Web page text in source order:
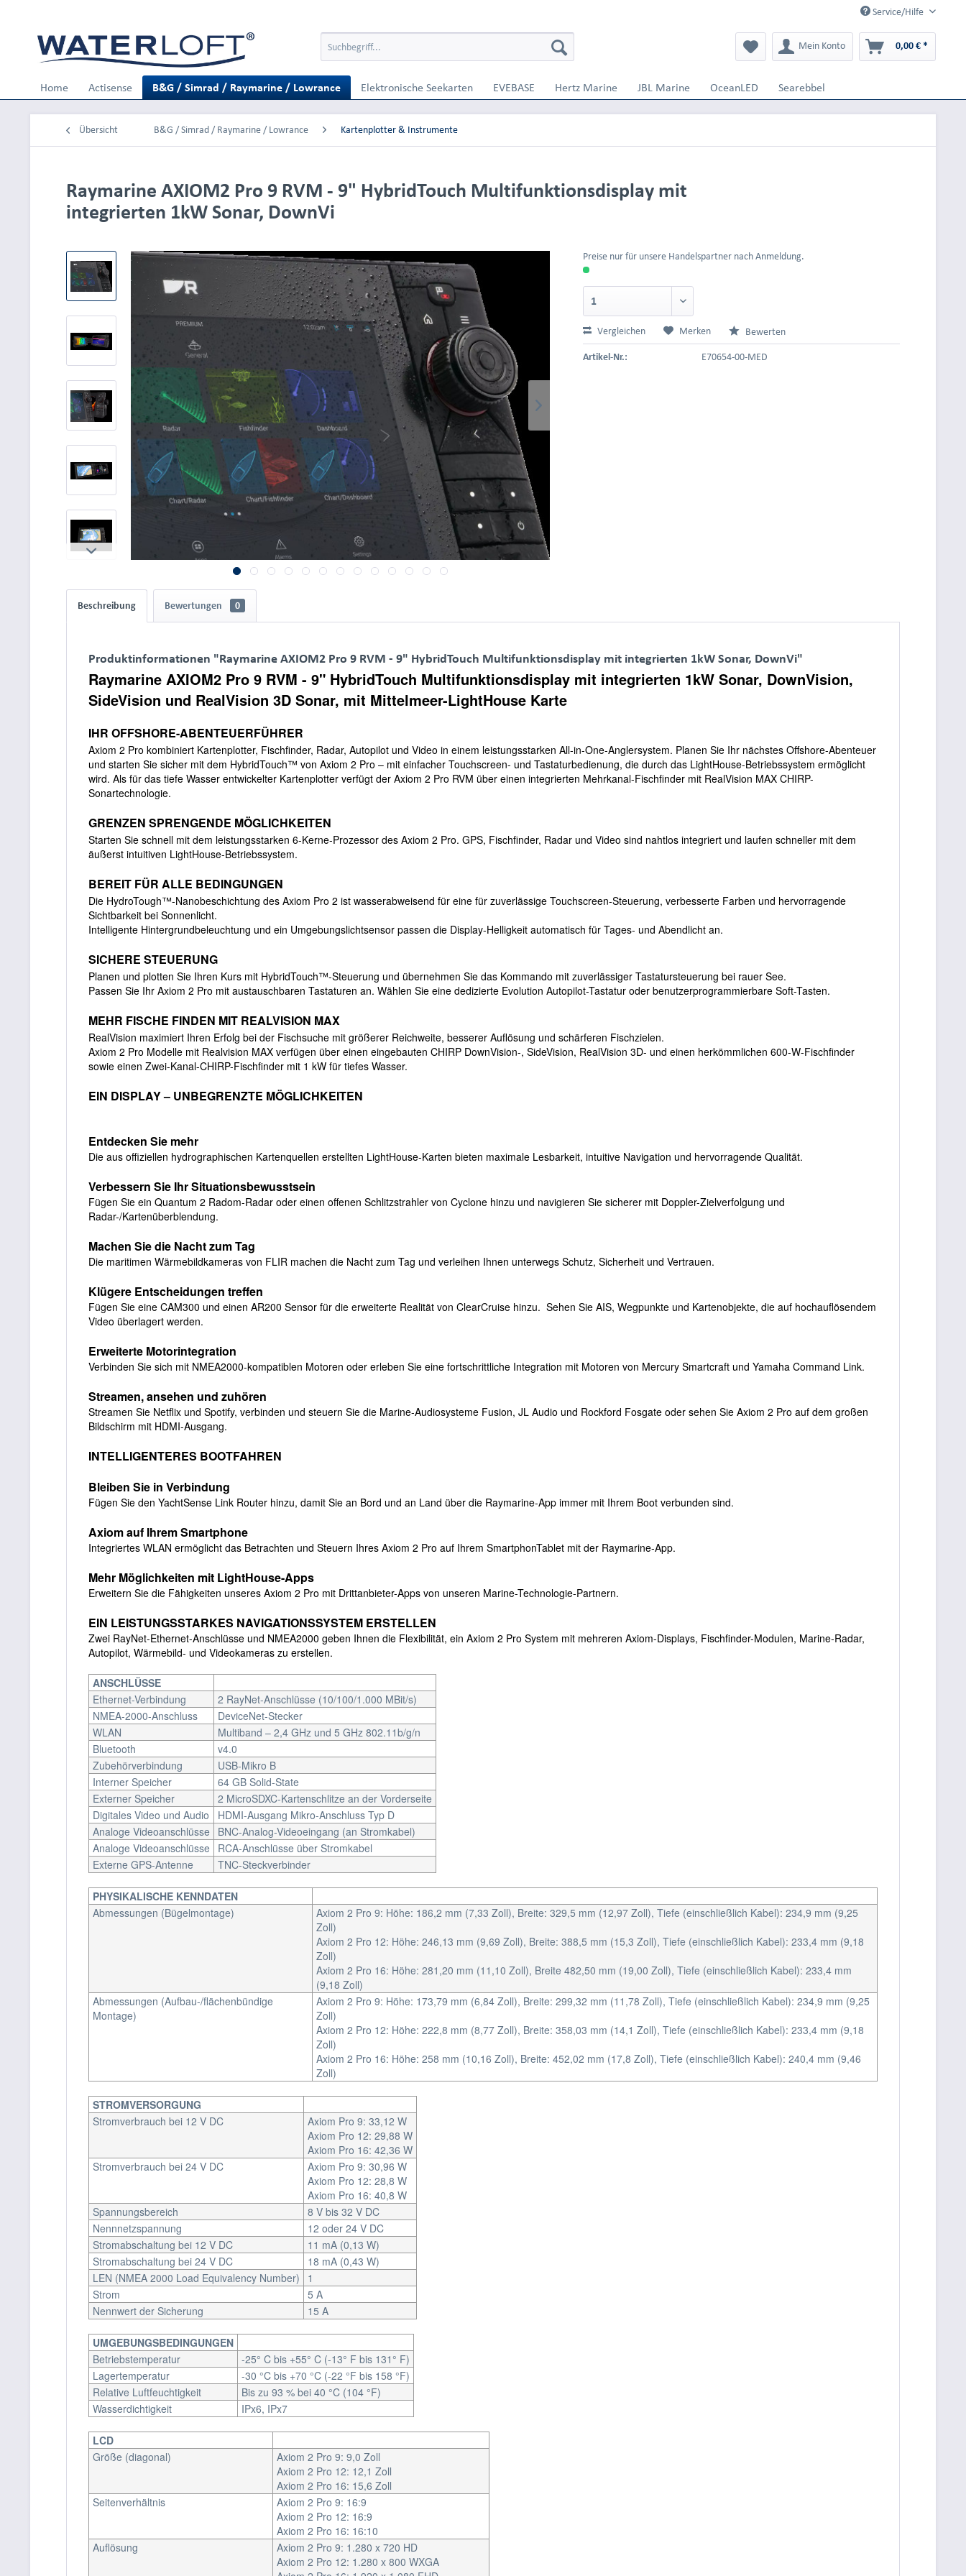
Service/Hilfe
Mein Konto 0,00 € *
Home Actisense B&G / Simrad / Raymarine / Lowrance Elektronische Seekarten EVEBASE Hertz Marine JBL Marine OceanLED Searebbel
Übersicht B&G / Simrad / Raymarine / Lowrance Kartenplotter & Instrumente
Raymarine AXIOM2 Pro 9 RVM - 9" HybridTouch Multifunktionsdisplay mit
integrierten 1kW Sonar, DownVi
Preise nur für unsere Handelspartner nach Anmeldung.
Vergleichen Merken Bewerten
Artikel-Nr.: E70654-00-MED
Beschreibung Bewertungen 0
Produktinformationen "Raymarine AXIOM2 Pro 9 RVM - 9" HybridTouch Multifunktionsdisplay mit integrierten 1kW Sonar, DownVi"
Raymarine AXIOM2 Pro 9 RVM - 9" HybridTouch Multifunktionsdisplay mit integrierten 1kW Sonar, DownVision,
SideVision und RealVision 3D Sonar, mit Mittelmeer-LightHouse Karte
IHR OFFSHORE-ABENTEUERFÜHRER
Axiom 2 Pro kombiniert Kartenplotter, Fischfinder, Radar, Autopilot und Video in einem leistungsstarken All-in-One-Anglersystem. Planen Sie Ihr nächstes Offshore-Abenteuer
und starten Sie sicher mit dem HybridTouch™ von Axiom 2 Pro – mit einfacher Touchscreen- und Tastaturbedienung, die durch das LightHouse-Betriebssystem ermöglicht
wird. Als für das tiefe Wasser entwickelter Kartenplotter verfügt der Axiom 2 Pro RVM über einen integrierten Mehrkanal-Fischfinder mit RealVision MAX CHIRP-
Sonartechnologie.
GRENZEN SPRENGENDE MÖGLICHKEITEN
Starten Sie schnell mit dem leistungsstarken 6-Kerne-Prozessor des Axiom 2 Pro. GPS, Fischfinder, Radar und Video sind nahtlos integriert und laufen schneller mit dem
äußerst intuitiven LightHouse-Betriebssystem.
BEREIT FÜR ALLE BEDINGUNGEN
Die HydroTough™-Nanobeschichtung des Axiom Pro 2 ist wasserabweisend für eine für zuverlässige Touchscreen-Steuerung, verbesserte Farben und hervorragende
Sichtbarkeit bei Sonnenlicht.
Intelligente Hintergrundbeleuchtung und ein Umgebungslichtsensor passen die Display-Helligkeit automatisch für Tages- und Abendlicht an.
SICHERE STEUERUNG
Planen und plotten Sie Ihren Kurs mit HybridTouch™-Steuerung und übernehmen Sie das Kommando mit zuverlässiger Tastatursteuerung bei rauer See.
Passen Sie Ihr Axiom 2 Pro mit austauschbaren Tastaturen an. Wählen Sie eine dedizierte Evolution Autopilot-Tastatur oder benutzerprogrammierbare Soft-Tasten.
MEHR FISCHE FINDEN MIT REALVISION MAX
RealVision maximiert Ihren Erfolg bei der Fischsuche mit größerer Reichweite, besserer Auflösung und schärferen Fischzielen.
Axiom 2 Pro Modelle mit Realvision MAX verfügen über einen eingebauten CHIRP DownVision-, SideVision, RealVision 3D- und einen herkömmlichen 600-W-Fischfinder
sowie einen Zwei-Kanal-CHIRP-Fischfinder mit 1 kW für tiefes Wasser.
EIN DISPLAY – UNBEGRENZTE MÖGLICHKEITEN
Entdecken Sie mehr
Die aus offiziellen hydrographischen Kartenquellen erstellten LightHouse-Karten bieten maximale Lesbarkeit, intuitive Navigation und hervorragende Qualität.
Verbessern Sie Ihr Situationsbewusstsein
Fügen Sie ein Quantum 2 Radom-Radar oder einen offenen Schlitzstrahler von Cyclone hinzu und navigieren Sie sicherer mit Doppler-Zielverfolgung und
Radar-/Kartenüberblendung.
Machen Sie die Nacht zum Tag
Die maritimen Wärmebildkameras von FLIR machen die Nacht zum Tag und verleihen Ihnen unterwegs Schutz, Sicherheit und Vertrauen.
Klügere Entscheidungen treffen
Fügen Sie eine CAM300 und einen AR200 Sensor für die erweiterte Realität von ClearCruise hinzu. Sehen Sie AIS, Wegpunkte und Kartenobjekte, die auf hochauflösendem
Video überlagert werden.
Erweiterte Motorintegration
Verbinden Sie sich mit NMEA2000-kompatiblen Motoren oder erleben Sie eine fortschrittliche Integration mit Motoren von Mercury Smartcraft und Yamaha Command Link.
Streamen, ansehen und zuhören
Streamen Sie Netflix und Spotify, verbinden und steuern Sie die Marine-Audiosysteme Fusion, JL Audio und Rockford Fosgate oder sehen Sie Axiom 2 Pro auf dem großen
Bildschirm mit HDMI-Ausgang.
INTELLIGENTERES BOOTFAHREN
Bleiben Sie in Verbindung
Fügen Sie den YachtSense Link Router hinzu, damit Sie an Bord und an Land über die Raymarine-App immer mit Ihrem Boot verbunden sind.
Axiom auf Ihrem Smartphone
Integriertes WLAN ermöglicht das Betrachten und Steuern Ihres Axiom 2 Pro auf Ihrem SmartphonTablet mit der Raymarine-App.
Mehr Möglichkeiten mit LightHouse-Apps
Erweitern Sie die Fähigkeiten unseres Axiom 2 Pro mit Drittanbieter-Apps von unseren Marine-Technologie-Partnern.
EIN LEISTUNGSSTARKES NAVIGATIONSSYSTEM ERSTELLEN
Zwei RayNet-Ethernet-Anschlüsse und NMEA2000 geben Ihnen die Flexibilität, ein Axiom 2 Pro System mit mehreren Axiom-Displays, Fischfinder-Modulen, Marine-Radar,
Autopilot, Wärmebild- und Videokameras zu erstellen.
ANSCHLÜSSE
Ethernet-Verbindung
2 RayNet-Anschlüsse (10/100/1.000 MBit/s)
NMEA-2000-Anschluss
DeviceNet-Stecker
WLAN
Multiband – 2,4 GHz und 5 GHz 802.11b/g/n
Bluetooth
v4.0
Zubehörverbindung
USB-Mikro B
Interner Speicher
64 GB Solid-State
Externer Speicher
2 MicroSDXC-Kartenschlitze an der Vorderseite
Digitales Video und Audio
HDMI-Ausgang Mikro-Anschluss Typ D
Analoge Videoanschlüsse
BNC-Analog-Videoeingang (an Stromkabel)
Analoge Videoanschlüsse
RCA-Anschlüsse über Stromkabel
Externe GPS-Antenne
TNC-Steckverbinder
PHYSIKALISCHE KENNDATEN
Abmessungen (Bügelmontage)
Axiom 2 Pro 9: Höhe: 186,2 mm (7,33 Zoll), Breite: 329,5 mm (12,97 Zoll), Tiefe (einschließlich Kabel): 234,9 mm (9,25
Zoll)
Axiom 2 Pro 12: Höhe: 246,13 mm (9,69 Zoll), Breite: 388,5 mm (15,3 Zoll), Tiefe (einschließlich Kabel): 233,4 mm (9,18
Zoll)
Axiom 2 Pro 16: Höhe: 281,20 mm (11,10 Zoll), Breite 482,50 mm (19,00 Zoll), Tiefe (einschließlich Kabel): 233,4 mm
(9,18 Zoll)
Abmessungen (Aufbau-/flächenbündige
Montage)
Axiom 2 Pro 9: Höhe: 173,79 mm (6,84 Zoll), Breite: 299,32 mm (11,78 Zoll), Tiefe (einschließlich Kabel): 234,9 mm (9,25
Zoll)
Axiom 2 Pro 12: Höhe: 222,8 mm (8,77 Zoll), Breite: 358,03 mm (14,1 Zoll), Tiefe (einschließlich Kabel): 233,4 mm (9,18
Zoll)
Axiom 2 Pro 16: Höhe: 258 mm (10,16 Zoll), Breite: 452,02 mm (17,8 Zoll), Tiefe (einschließlich Kabel): 240,4 mm (9,46
Zoll)
STROMVERSORGUNG
Stromverbrauch bei 12 V DC
Axiom Pro 9: 33,12 W
Axiom Pro 12: 29,88 W
Axiom Pro 16: 42,36 W
Stromverbrauch bei 24 V DC
Axiom Pro 9: 30,96 W
Axiom Pro 12: 28,8 W
Axiom Pro 16: 40,8 W
Spannungsbereich
8 V bis 32 V DC
Nennnetzspannung
12 oder 24 V DC
Stromabschaltung bei 12 V DC
11 mA (0,13 W)
Stromabschaltung bei 24 V DC
18 mA (0,43 W)
LEN (NMEA 2000 Load Equivalency Number)
1
Strom
5 A
Nennwert der Sicherung
15 A
UMGEBUNGSBEDINGUNGEN
Betriebstemperatur
-25° C bis +55° C (-13° F bis 131° F)
Lagertemperatur
-30 °C bis +70 °C (-22 °F bis 158 °F)
Relative Luftfeuchtigkeit
Bis zu 93 % bei 40 °C (104 °F)
Wasserdichtigkeit
IPx6, IPx7
LCD
Größe (diagonal)
Axiom 2 Pro 9: 9,0 Zoll
Axiom 2 Pro 12: 12,1 Zoll
Axiom 2 Pro 16: 15,6 Zoll
Seitenverhältnis
Axiom 2 Pro 9: 16:9
Axiom 2 Pro 12: 16:9
Axiom 2 Pro 16: 16:10
Auflösung
Axiom 2 Pro 9: 1.280 x 720 HD
Axiom 2 Pro 12: 1.280 x 800 WXGA